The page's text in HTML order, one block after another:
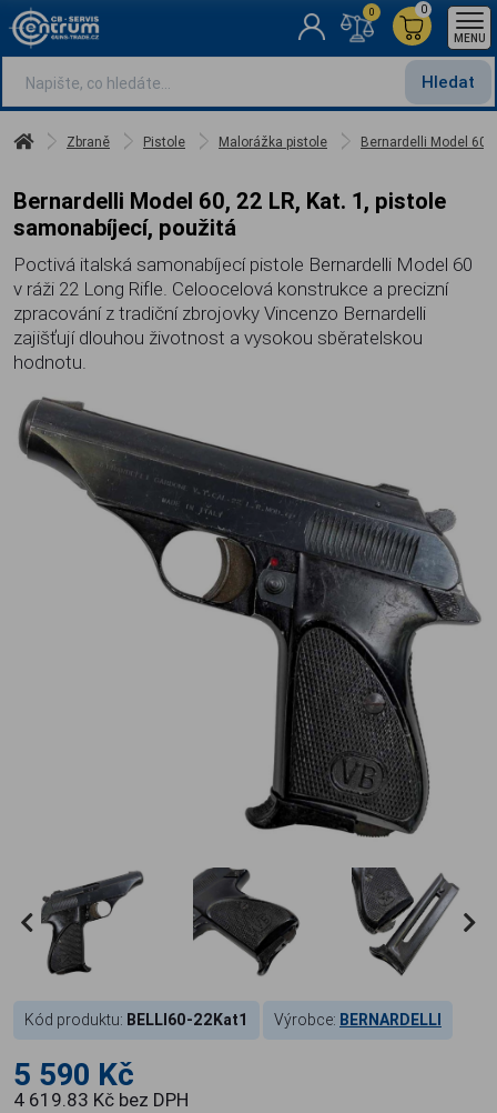
Hledat
0
0
MENU
Zbraně Pistole Malorážka pistole Bernardelli Model 60,
Bernardelli Model 60, 22 LR, Kat. 1, pistole
samonabíjecí, použitá
Poctivá italská samonabíjecí pistole Bernardelli Model 60
v ráži 22 Long Rifle. Celoocelová konstrukce a precizní
zpracování z tradiční zbrojovky Vincenzo Bernardelli
zajišťují dlouhou životnost a vysokou sběratelskou
hodnotu.
Kód produktu: BELLI60-22Kat1 Výrobce: BERNARDELLI
5 590 Kč
4 619.83 Kč bez DPH